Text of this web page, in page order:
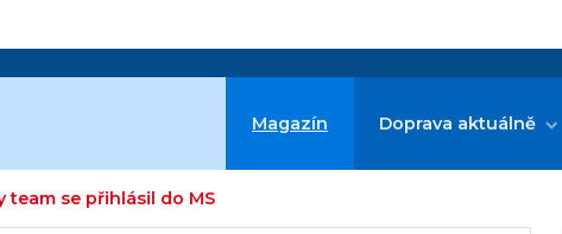
Magazín Doprava aktuálně
team se přihlásil do MS